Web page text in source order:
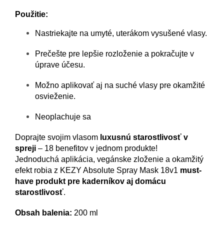
Použitie:
Nastriekajte na umyté, uterákom vysušené vlasy.
Prečešte pre lepšie rozloženie a pokračujte v
úprave účesu.
Možno aplikovať aj na suché vlasy pre okamžité
osvieženie.
Neoplachuje sa
Doprajte svojim vlasom luxusnú starostlivosť v
spreji – 18 benefitov v jednom produkte!
Jednoduchá aplikácia, vegánske zloženie a okamžitý
efekt robia z KEZY Absolute Spray Mask 18v1 must-
have produkt pre kaderníkov aj domácu
starostlivosť.
Obsah balenia: 200 ml